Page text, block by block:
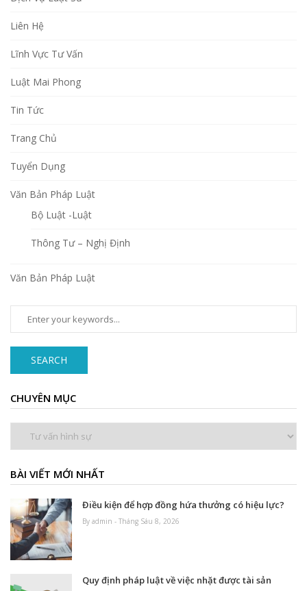
Liên Hệ
Lĩnh Vực Tư Vấn
Luật Mai Phong
Tin Tức
Trang Chủ
Tuyển Dụng
Văn Bản Pháp Luật
Bộ Luật -Luật
Thông Tư – Nghị Định
Văn Bản Pháp Luật
SEARCH
CHUYÊN MỤC
BÀI VIẾT MỚI NHẤT
Điều kiện để hợp đồng hứa thưởng có hiệu lực?
By admin - Tháng Sáu 8, 2026
Quy định pháp luật về việc nhặt được tài sản